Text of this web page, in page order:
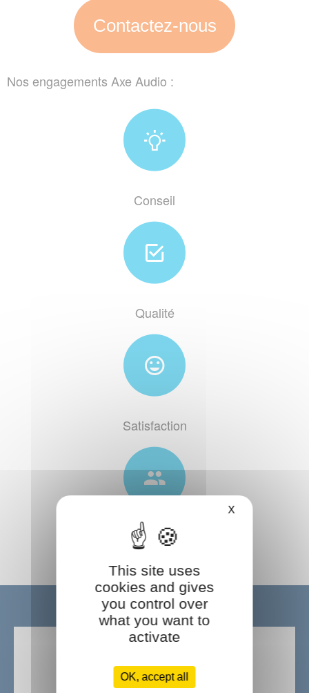
Contactez-nous
Nos engagements Axe Audio :
Conseil
Qualité
Satisfaction
Accompagnement
Ils nous font confiance :
X
This site uses
cookies and gives
you control over
what you want to
activate
OK, accept all